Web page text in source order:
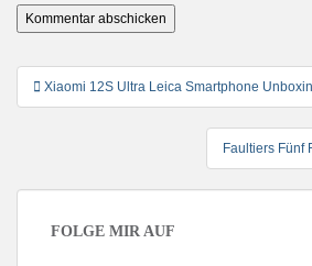
Beitragsnavigation
Xiaomi 12S Ultra Leica Smartphone
Faultiers Fünf
FOLGE MIR AUF